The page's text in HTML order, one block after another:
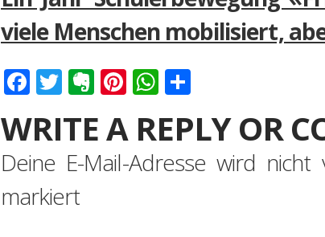
viele Menschen mobilisiert,
Facebook
Twitter
Evernote
Pinterest
WhatsApp
WRITE A REPLY OR
Deine E-Mail-Adresse wird nicht
markiert